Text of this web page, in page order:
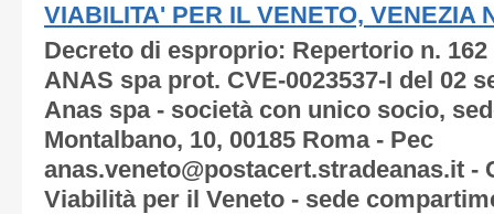
VIABILITA' PER IL VENETO, VENEZIA
Decreto di esproprio: Repertorio n. 162
ANAS spa prot. CVE-0023537-I del 02
Anas spa - società con unico socio,
Montalbano, 10, 00185 Roma - Pec
anas.veneto@postacert.stradeanas.it -
Viabilità per il Veneto - sede